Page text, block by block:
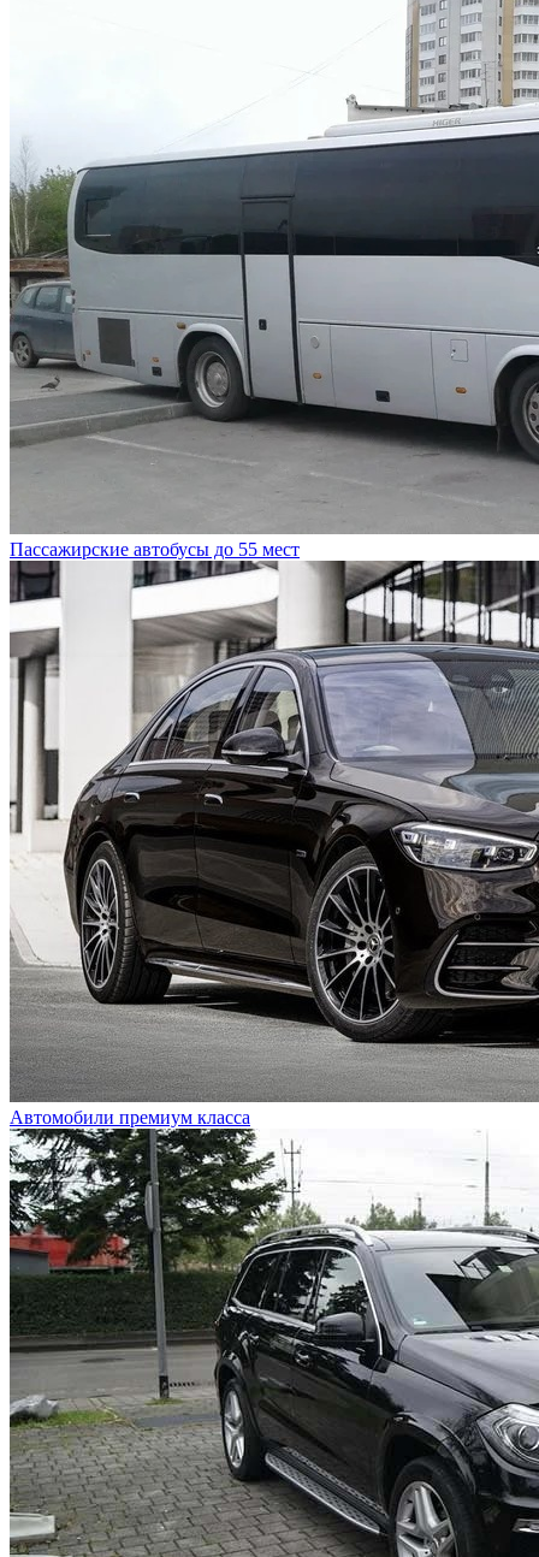
Пассажирские автобусы до 55 мест
Автомобили премиум класса